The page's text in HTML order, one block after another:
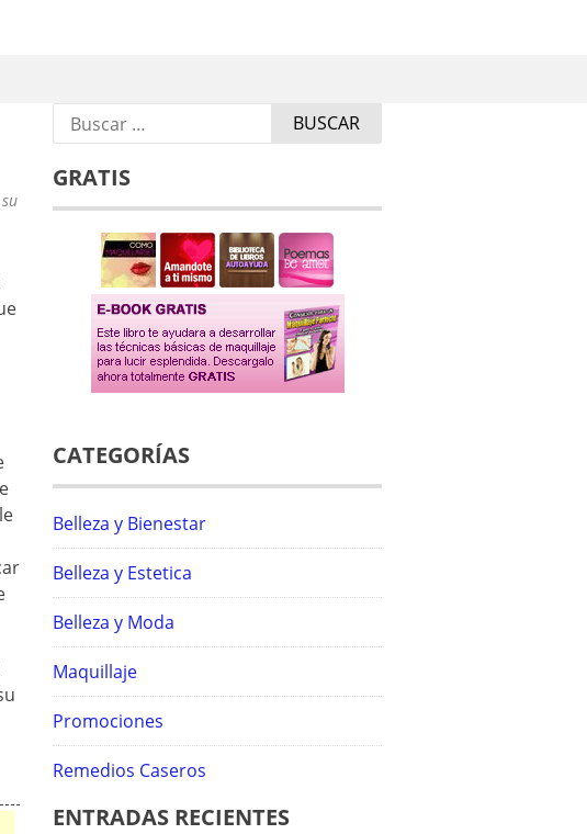
su
Buscar:
GRATIS
CATEGORÍAS
Belleza y Bienestar
Belleza y Estetica
Belleza y Moda
Maquillaje
Promociones
Remedios Caseros
ENTRADAS RECIENTES